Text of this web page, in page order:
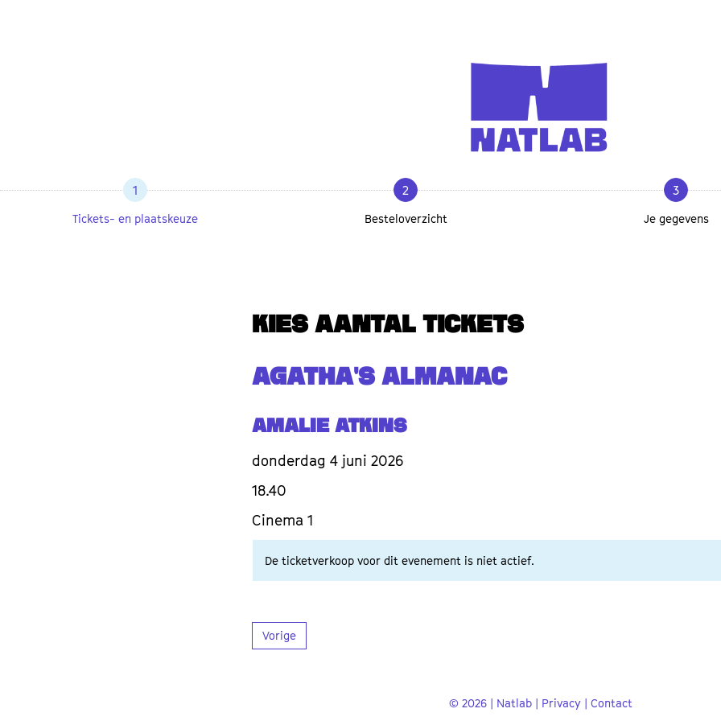
1
Tickets- en plaatskeuze
2
Besteloverzicht
3
Je gegevens
KIES AANTAL TICKETS
AGATHA'S ALMANAC
Amalie Atkins
donderdag 4 juni 2026
18.40
Cinema 1
De ticketverkoop voor dit evenement is niet actief.
Vorige
© 2026 | Natlab | Privacy | Contact